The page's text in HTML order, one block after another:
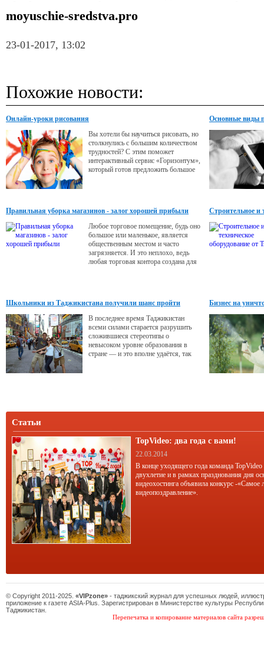
moyuschie-sredstva.pro
23-01-2017, 13:02
Похожие новости:
Онлайн-уроки рисования
Вы хотели бы научиться рисовать, но
столкнулись с большим количеством
трудностей? С этим поможет
интерактивный сервис «Горизонтум»,
который готов предложить большое
мастерства для профессиональных
художников.
Основные виды
Правильная уборка магазинов - залог хорошей прибыли
Любое торговое помещение, будь оно
большое или маленькое, является
общественным местом и часто
загрязняется. И это неплохо, ведь
любая торговая контора создана для
Строительное и
Школьники из Таджикистана получили шанс пройти
В последнее время Таджикистан
всеми силами старается разрушить
сложившиеся стереотипы о
невысоком уровне образования в
стране — и это вполне удаётся, так
Бизнес на
Статьи
TopVideo: два года с вами!
22.03.2014
В конце уходящего года команда TopVideo
двухлетие и в рамках празднования дня
видеохостинга объявила конкурс -«Самое
видеопоздравление».
© Copyright 2011-2025. «VIPzone» - таджикский журнал для успешных людей,
приложение к газете ASIA-Plus. Зарегистрирован в Министерстве культуры
Таджикистан.
Перепечатка и копирование материалов сайта